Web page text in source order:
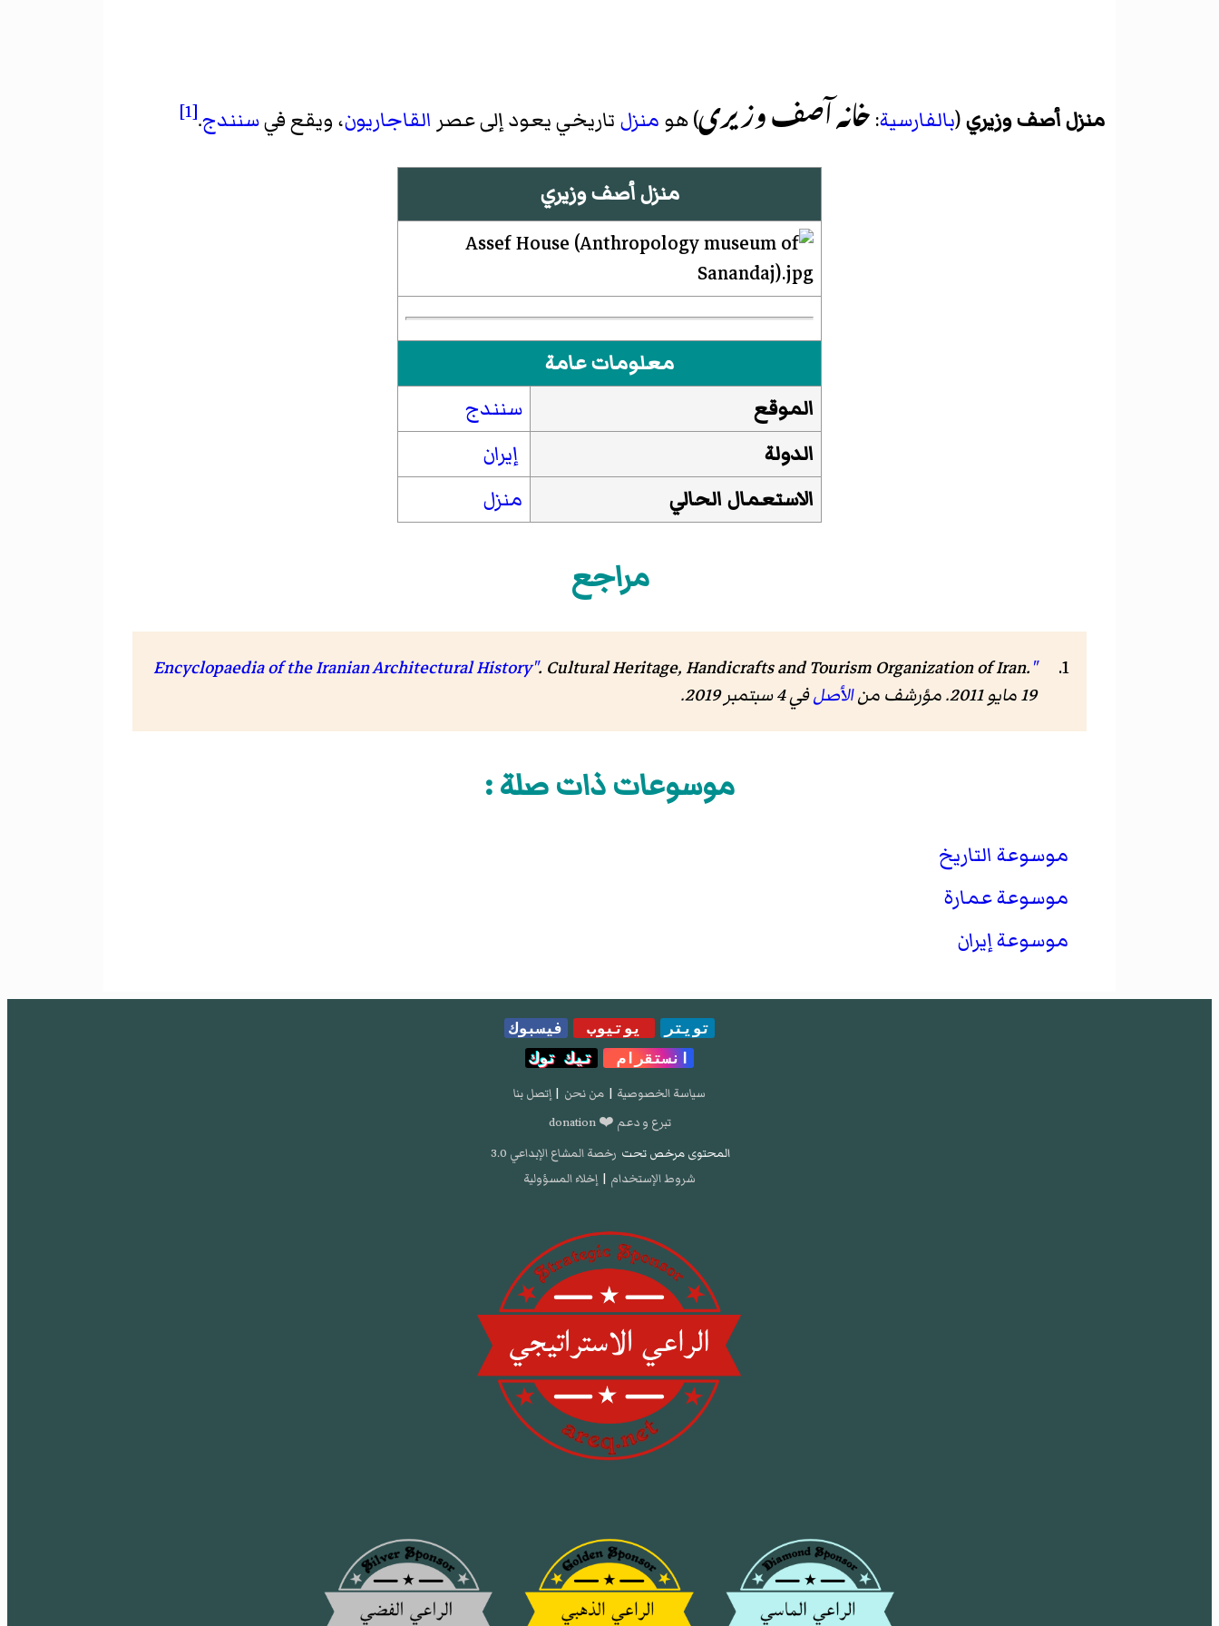
منزل أصف وزيري(بالفارسية: خانه آصف وزیری) هو منزل تاريخي يعود إلى عصر القاجاريون، ويقع فيسنندج.
[1]
منزل أصف وزيري
معلومات عامة
الموقع
سنندج
الدولة
إيران
الاستعمال الحالي
منزل
مراجع
"Encyclopaedia of the Iranian Architectural History"
. Cultural Heritage, Handicrafts and Tourism Organization of Iran.
19 مايو 2011. مؤرشف من
الأصلفي 4 سبتمبر 2019.
موسوعات ذات صلة :
موسوعة التاريخ
موسوعة عمارة
موسوعة إيران
تويتر يوتيوب
فيسبوك
انستقرام
تيك توك
سياسة الخصوصية | من نحن | إتصل بنا
تبرع و دعم ❤️ donation
المحتوى مرخص تحت رخصة المشاع الإبداعي 3.0
شروط الإستخدام | إخلاء المسؤولية